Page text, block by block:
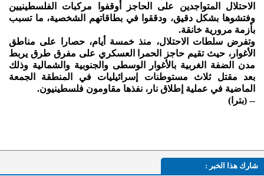
الاحتلال المتواجدين على الحاجز أوقفوا مركبات الفلسطينيين
وفتشوها بشكل دقيق، ودققوا في بطاقاتهم الشخصية، ما تسبب
بأزمة مرورية خانقة.
وتفرض سلطات الاحتلال، منذ خمسة أيام، حصارا على مناطق
الأغوار، حيث تقيم حاجز الحمرا العسكري على مفرق طرق يربط
مدن الضفة الغربية بالأغوار الوسطى والجنوبية والشمالية وذلك
بعد مقتل ثلاث مستوطنات إسرائيليات في المنطقة الجمعة
الماضية في عملية إطلاق نار، نفذها مقاومون فلسطينيون.
-- (بترا)
شارك هذا الخبر :